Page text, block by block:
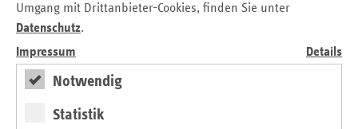
Umgang mit Drittanbieter-Cookies, finden Sie unter
Datenschutz.
Impressum
Details
Notwendig
Statistik
überall im Lande sicherzustellen. Da reicht es auch nicht
aus, reflexartig mehr Geld zu fordern, ohne die
Verteilungsstrukturen insgesamt auf den Prüfstand zu
stellen. Wir begrüßen daher auch die Empfehlung des
Rates, die KVen ab einem bestimmten Grad der
Überversorgung zum Aufkauf von Arztsitzen zu verpflichten.